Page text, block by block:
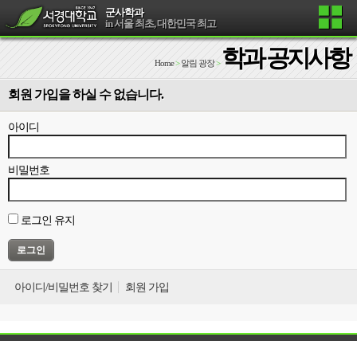
군사학과
in 서울 최초, 대한민국 최고
Home> 알림 광장> 학과 공지사항
회원 가입을 하실 수 없습니다.
아이디
비밀번호
로그인 유지
아이디/비밀번호 찾기 회원 가입